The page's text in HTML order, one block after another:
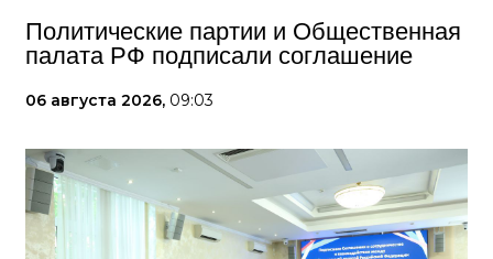
Политические партии и Общественная
палата РФ подписали соглашение
06 августа 2026, 09:03